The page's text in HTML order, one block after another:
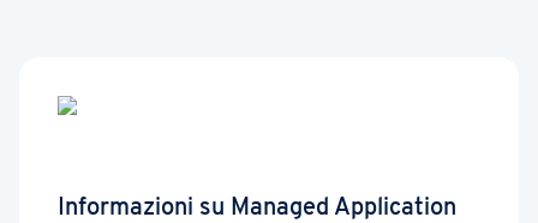
Informazioni su Managed Application